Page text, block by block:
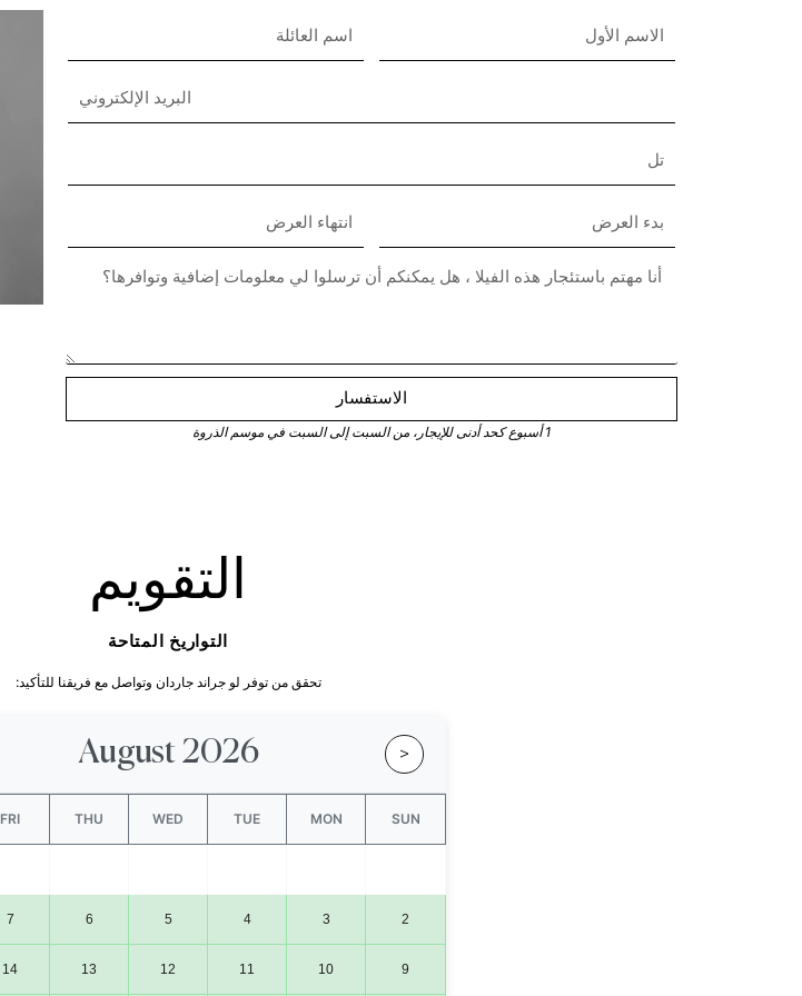
الاستفسار
1 أسبوع كحد أدنى للإيجار، من السبت إلى السبت في موسم الذروة
التقويم
التواريخ المتاحة
تحقق من توفر لو جراند جاردان وتواصل مع فريقنا للتأكيد:
<
August 2026
SUN
MON
TUE
WED
THU
FRI
2
3
4
5
6
7
9
10
11
12
13
14